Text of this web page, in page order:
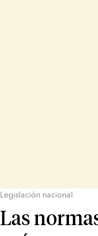
Legislación nacional
Las